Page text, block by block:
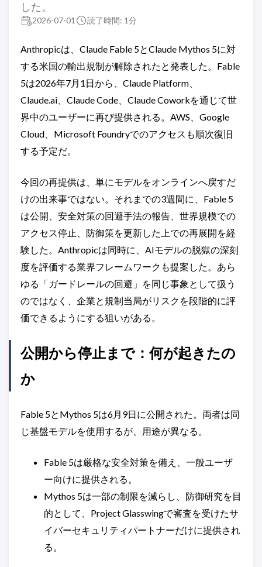
した。
2026-07-01 読了時間: 1分
Anthropicは、Claude Fable 5とClaude Mythos 5に対
する米国の輸出規制が解除されたと発表した。Fable
5は2026年7月1日から、Claude Platform、
Claude.ai、Claude Code、Claude Coworkを通じて世
界中のユーザーに再び提供される。AWS、Google
Cloud、Microsoft Foundryでのアクセスも順次復旧
する予定だ。
今回の再提供は、単にモデルをオンラインへ戻すだ
けの出来事ではない。それまでの3週間に、Fable 5
は公開、安全対策の回避手法の報告、世界規模での
アクセス停止、防御策を更新した上での再展開を経
験した。Anthropicは同時に、AIモデルの脱獄の深刻
度を評価する業界フレームワークも提案した。あら
ゆる「ガードレールの回避」を同じ事象として扱う
のではなく、企業と規制当局がリスクを段階的に評
価できるようにする狙いがある。
公開から停止まで：何が起きたの
か
Fable 5とMythos 5は6月9日に公開された。両者は同
じ基盤モデルを使用するが、用途が異なる。
Fable 5は厳格な安全対策を備え、一般ユーザ
ー向けに提供される。
Mythos 5は一部の制限を減らし、防御研究を目
的として、Project Glasswingで審査を受けたサ
イバーセキュリティパートナーだけに提供され
る。